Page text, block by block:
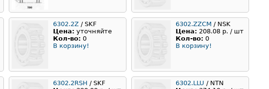
6302.2Z / SKF
Цена: уточняйте
Кол-во: 0
В корзину!
6302.ZZCM / NSK
Цена: 208.08 р. / шт
Кол-во: 0
В корзину!
6302.2RSH / SKF
6302.LLU / NTN